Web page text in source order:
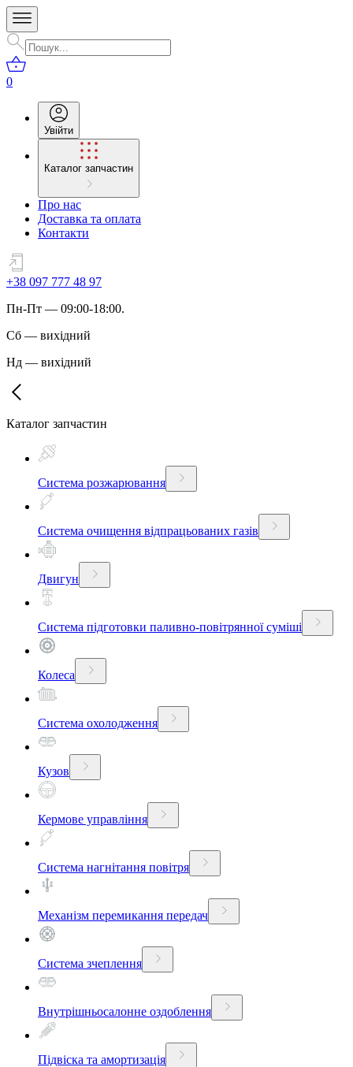
0
Увійти
Каталог запчастин
Про нас
Доставка та оплата
Контакти
+38 097 777 48 97
Пн-Пт — 09:00-18:00.
Сб — вихідний
Нд — вихідний
Каталог запчастин
Система розжарювання
Система очищення відпрацьованих газів
Двигун
Система підготовки паливно-повітрянної суміші
Колеса
Система охолодження
Кузов
Кермове управління
Система нагнітання повітря
Механізм перемикання передач
Система зчеплення
Внутрішньосалонне оздоблення
Підвіска та амортизація